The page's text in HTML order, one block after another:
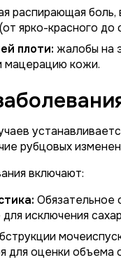
распирающая боль,
ярко-красного до
плоти: жалобы на
мацерацию кожи.
рубцовых
включают:
Обязательное
исключения
для оценки объема